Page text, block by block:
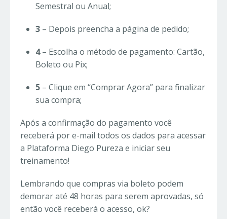
Semestral ou Anual;
3 – Depois preencha a página de pedido;
4– Escolha o método de pagamento: Cartão,
Boleto ou Pix;
5 – Clique em “Comprar Agora” para finalizar
sua compra;
Após a confirmação do pagamento você
receberá por e-mail todos os dados para acessar
a Plataforma Diego Pureza e iniciar seu
treinamento!
Lembrando que compras via boleto podem
demorar até 48 horas para serem aprovadas, só
então você receberá o acesso, ok?